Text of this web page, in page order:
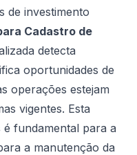
de investimento
Cadastro de
detecta
oportunidades de
operações estejam
vigentes. Esta
fundamental para a
a manutenção da